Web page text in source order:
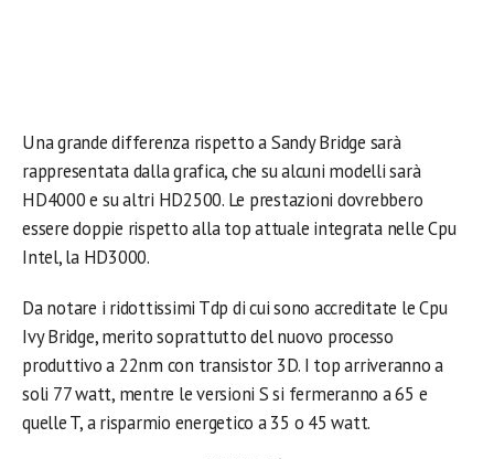
Una grande differenza rispetto a Sandy Bridge sarà
rappresentata dalla grafica, che su alcuni modelli sarà
HD4000 e su altri HD2500. Le prestazioni dovrebbero
essere doppie rispetto alla top attuale integrata nelle Cpu
Intel, la HD3000.
Da notare i ridottissimi Tdp di cui sono accreditate le Cpu
Ivy Bridge, merito soprattutto del nuovo processo
produttivo a 22nm con transistor 3D. I top arriveranno a
soli 77 watt, mentre le versioni S si fermeranno a 65 e
quelle T, a risparmio energetico a 35 o 45 watt.